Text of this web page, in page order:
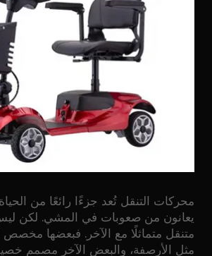
محركات التنقل تُعد جزءًا رائعًا من
يعانون من صعوبات في المشي. لكن
متنقل متماثلًا مع الآخر. فبعضها مخصص
مثل الأرصفة، والبعض الآخر مصمم